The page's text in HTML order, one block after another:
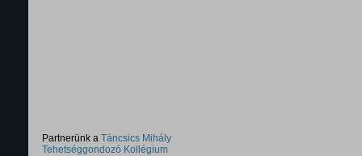
Partnerünk a Táncsics Mihály
Tehetséggondozó Kollégium